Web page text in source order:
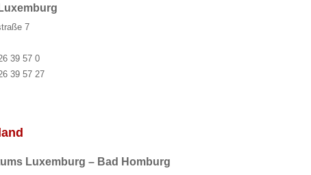
7
39 57 0
39 57 27
Luxemburg – Bad Homburg